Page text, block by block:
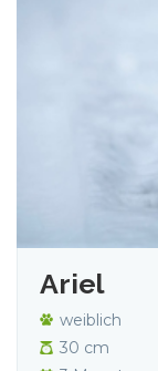
Ariel
weiblich
30 cm